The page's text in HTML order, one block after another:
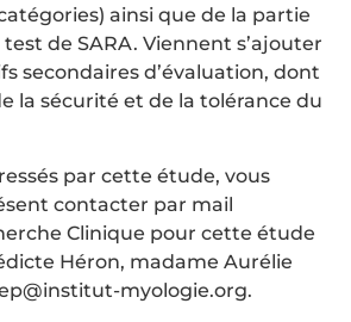
ainsi que de la partie
de SARA. Viennent s’ajouter
secondaires d’évaluation, dont
la sécurité et de la tolérance du
par cette étude, vous
contacter par mail
Clinique pour cette étude
Héron, madame Aurélie
myologie.org.